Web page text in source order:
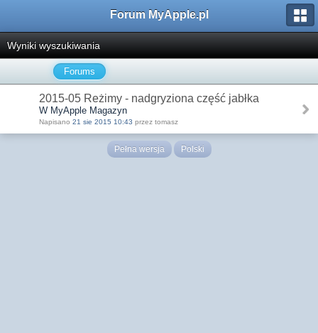
Forum MyApple.pl
Wyniki wyszukiwania
Forums
2015-05 Reżimy - nadgryziona część jabłka
W MyApple Magazyn
Napisano 21 sie 2015 10:43 przez tomasz
Pełna wersja Polski